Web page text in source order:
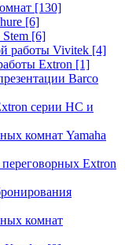
[130]
[6]
[6]
работы Vivitek [4]
Extron [1]
Barco
серии HC и
комнат Yamaha
Extron
комнат